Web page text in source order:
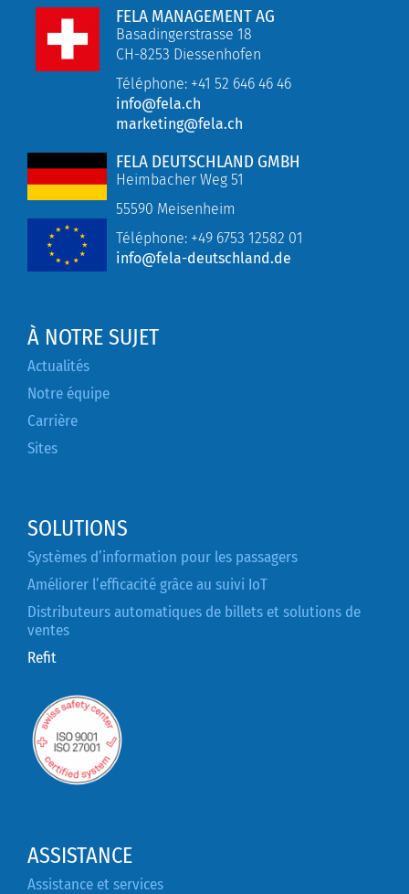
FELA MANAGEMENT AG
Basadingerstrasse 18
CH-8253 Diessenhofen
Téléphone: +41 52 646 46 46
info@fela.ch
marketing@fela.ch
FELA DEUTSCHLAND GMBH
Heimbacher Weg 51
55590 Meisenheim
Téléphone: +49 6753 12582 01
info@fela-deutschland.de
À NOTRE SUJET
Actualités
Notre équipe
Carrière
Sites
SOLUTIONS
Systèmes d’information pour les passagers
Améliorer l’efficacité grâce au suivi IoT
Distributeurs automatiques de billets et solutions de
ventes
Refit
ASSISTANCE
Assistance et services